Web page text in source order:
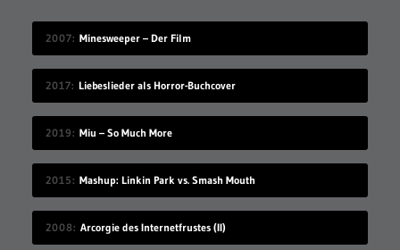
2007 Minesweeper – Der Film
2017 Liebeslieder als Horror-Buchcover
2019 Miu – So Much More
2015 Mashup: Linkin Park vs. Smash Mouth
2008 Arcorgie des Internetfrustes (II)